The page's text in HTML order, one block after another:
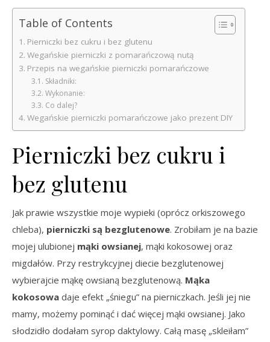
Table of Contents
Pierniczki bez cukru i bez glutenu
Wegańskie pierniczki z pomarańczową nutą
Przepis na wegańskie pierniczki pomarańczowe
Składniki:
Wykonanie:
Co dalej?
Wegańskie pierniczki pomarańczowe jako prezent DIY
Pierniczki bez cukru i
bez glutenu
Jak prawie wszystkie moje wypieki (oprócz orkiszowego
chleba), pierniczki są bezglutenowe. Zrobiłam je na bazie
mojej ulubionej mąki owsianej, mąki kokosowej oraz
migdałów. Przy restrykcyjnej diecie bezglutenowej
wybierajcie mąkę owsianą bezglutenową. Mąka
kokosowa daje efekt „śniegu” na pierniczkach. Jeśli jej nie
mamy, możemy pominąć i dać więcej mąki owsianej. Jako
słodzidło dodałam syrop daktylowy. Całą masę „skleiłam”